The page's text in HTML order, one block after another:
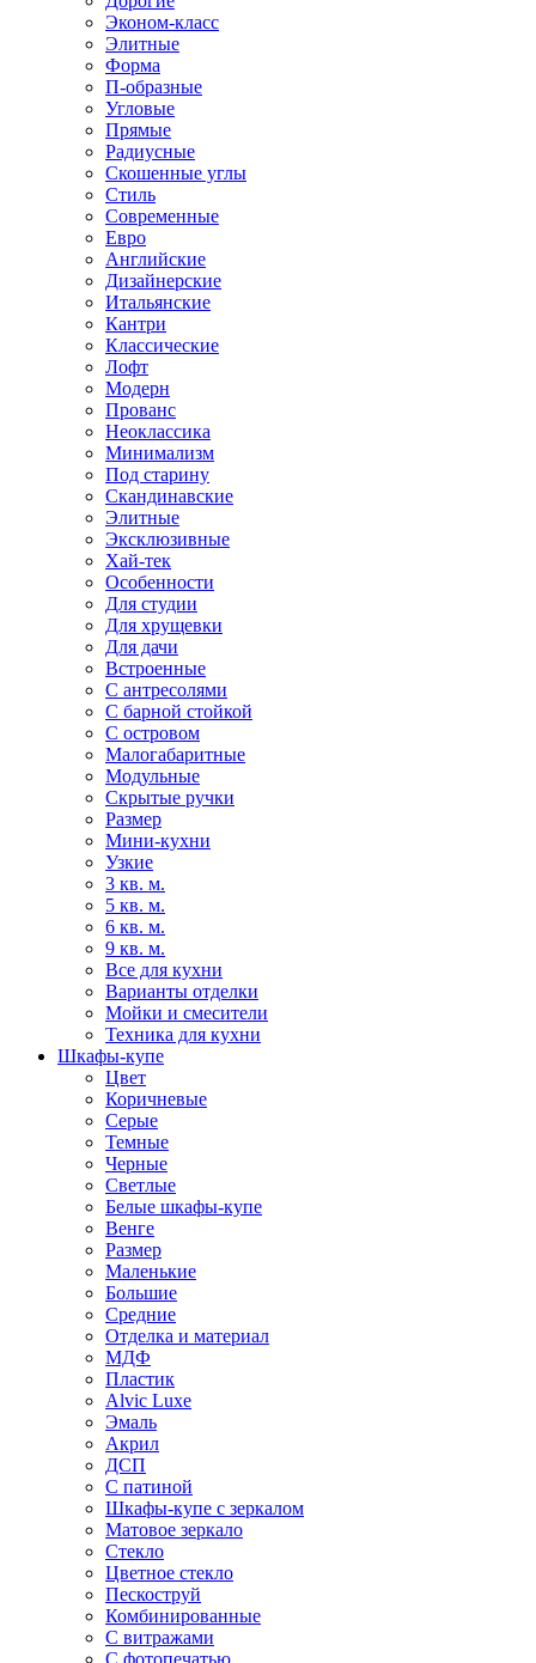
Эконом-класс
Элитные
Форма
П-образные
Угловые
Прямые
Радиусные
Скошенные углы
Стиль
Современные
Евро
Английские
Дизайнерские
Итальянские
Кантри
Классические
Лофт
Модерн
Прованс
Неоклассика
Минимализм
Под старину
Скандинавские
Элитные
Эксклюзивные
Хай-тек
Особенности
Для студии
Для хрущевки
Для дачи
Встроенные
С антресолями
С барной стойкой
С островом
Малогабаритные
Модульные
Скрытые ручки
Размер
Мини-кухни
Узкие
3 кв. м.
5 кв. м.
6 кв. м.
9 кв. м.
Все для кухни
Варианты отделки
Мойки и смесители
Техника для кухни
Шкафы-купе
Цвет
Коричневые
Серые
Темные
Черные
Светлые
Белые шкафы-купе
Венге
Размер
Маленькие
Большие
Средние
Отделка и материал
МДФ
Пластик
Alvic Luxe
Эмаль
Акрил
ДСП
С патиной
Шкафы-купе с зеркалом
Матовое зеркало
Стекло
Цветное стекло
Пескоструй
Комбинированные
С витражами
С фотопечатью